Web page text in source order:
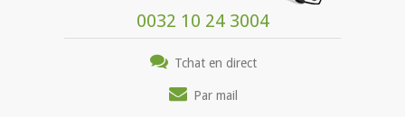
0032 10 24 3004
Tchat en direct
Par mail